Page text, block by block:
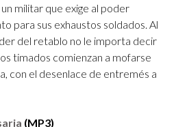
militar que exige al poder
para sus exhaustos soldados. Al
del retablo no le importa decir
timados comienzan a mofarse
con el desenlace de entremés a
(MP3)